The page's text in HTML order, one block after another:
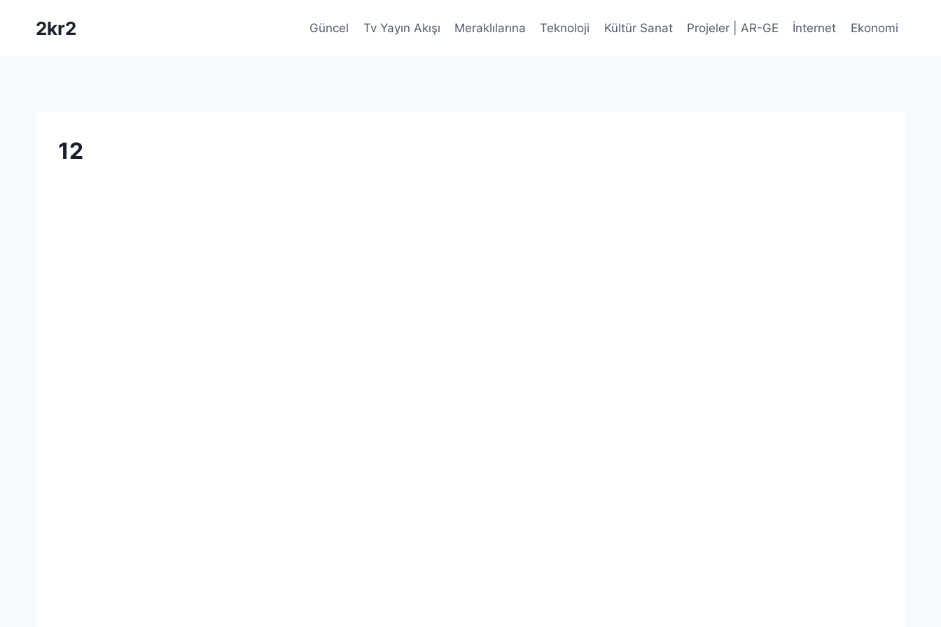
2kr2 Güncel Tv Yayın Akışı Meraklılarına Teknoloji Kültür Sanat Projeler | AR-GE İnternet Ekonomi
12